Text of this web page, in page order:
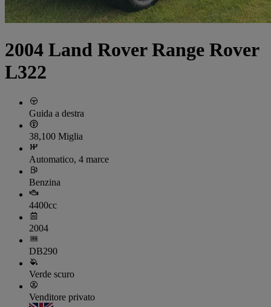
2004 Land Rover Range Rover
L322
Guida a destra
38,100 Miglia
Automatico, 4 marce
Benzina
4400cc
2004
DB290
Verde scuro
Venditore privato